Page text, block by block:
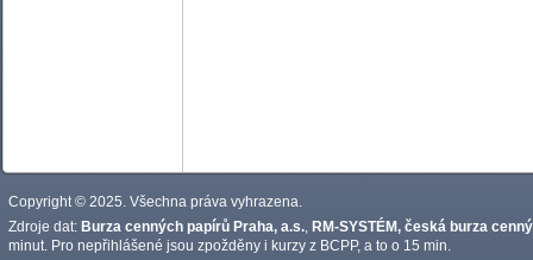
Copyright © 2025. Všechna práva vyhrazena.
Zdroje dat: Burza cenných papírů Praha, a.s. RM-SYSTÉM, česká burza
minut. Pro nepřihlášené jsou zpožděny i kurzy z BCPP, a to o 15 min.